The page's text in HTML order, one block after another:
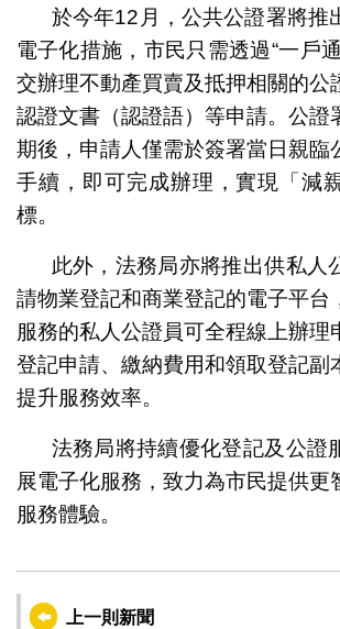
於今年12月，公共公證署將推
電子化措施，市民只需透過“一戶
交辦理不動產買賣及抵押相關的公
認證文書（認證語）等申請。公證
期後，申請人僅需於簽署當日親臨
手續，即可完成辦理，實現「減
標。
此外，法務局亦將推出供私人
請物業登記和商業登記的電子平台
服務的私人公證員可全程線上辦理
登記申請、繳納費用和領取登記副
提升服務效率。
法務局將持續優化登記及公證
展電子化服務，致力為市民提供更
服務體驗。
上一則新聞